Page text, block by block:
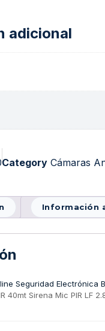
adicional
Category Cámaras
Información
Seguridad Electrónica
40mt Sirena Mic PIR LF